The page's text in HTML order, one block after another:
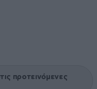
προτεινόμενες